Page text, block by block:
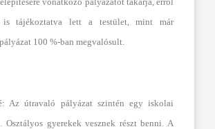
is tájékoztatva lett a testület, mint már
100 %-ban megvalósult.
Az útravaló pályázat szintén egy iskolai
Osztályos gyerekek vesznek részt benni. A